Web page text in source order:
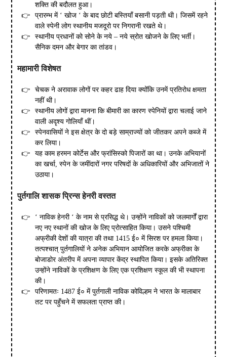
शक्ति की बदौलत हुआ।
प्रारम्भ में ‘ खोज ‘ के बाद छोटी बस्तियाँ बसानी पड़ती थी। जिसमें रहने
वाले स्पेनी लोग स्थानीय मजदूरो पर निगरानी रखते थे।
स्थानीय प्रधानों को सोने के नये – नये स्रोत खोजने के लिए भर्ती।
सैनिक दमन और बेगार का तांडव।
महामारी विशेषत
चेचक ने अरावाक लोगों पर कहर ढाह दिया क्योंकि उनमें प्रतिरोध क्षमता
नहीं थी।
स्थानीय लोगों द्वारा मानना कि बीमारी का कारण स्पेनियों द्वारा चलाई जाने
वाली अदृश्य गोलियाँ थीं।
स्पेनवासियों ने इस क्षेत्र के दो बड़े साम्राज्यों को जीतकर अपने कब्जे में
कर लिया।
यह काम हरमन कोर्टेस और फ्रांसिस्को पिजारों का था। उनके अभियानों
का खर्चा, स्पेन के जमींदारों नगर परिषदों के अधिकारियों और अभिजातों ने
उठाया।
पुर्तगालि शासक प्रिन्स हेनरी वस्तत
‘ नाविक हेनरी ‘ के नाम से प्रसिद्ध थे। उन्होंने नाविकों को जलमार्गों द्वारा
नए नए स्थानों की खोज के लिए प्रोत्साहित किया। उसने पश्चिमी
अफ्रीकी देशों की यात्रा की तथा 1415 ई० में सिरश पर हमला किया।
तत्पश्चात् पुर्तगालियों ने अनेक अभियान आयोजित करके अफ्रीका के
बोजाडोर अंतरीप में अपना व्यापार केंद्र स्थापित किया। इसके अतिरिक्त
उन्होंने नाविकों के प्रशिक्षण के लिए एक प्रशिक्षण स्कूल की भी स्थापना
की।
परिणामतः 1487 ई० में पुर्तगाली नाविक कोविल्हम ने भारत के मालाबार
तट पर पहुँचने में सफलता प्राप्त की।